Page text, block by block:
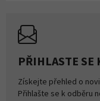
PŘIHLASTE SE
Získejte přehled o
Přihlašte se k odběru